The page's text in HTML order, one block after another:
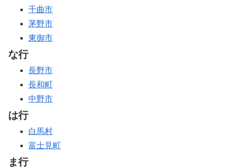
千曲市
茅野市
東御市
な行
長野市
長和町
中野市
は行
白馬村
富士見町
ま行